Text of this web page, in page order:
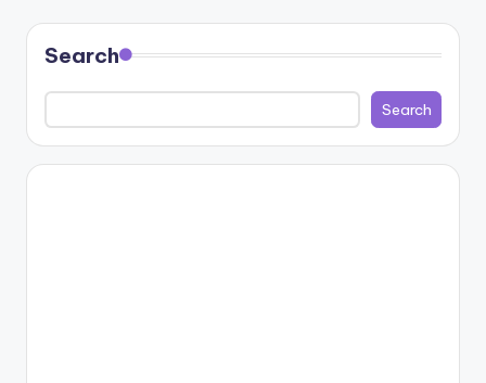
Search
Search